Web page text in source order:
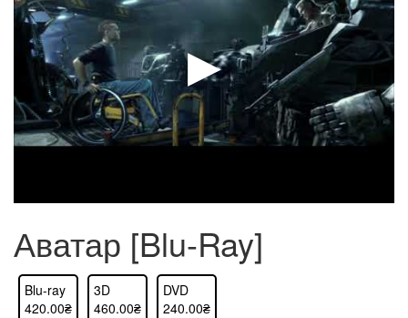
Аватар [Blu-Ray]
Blu-ray
420.00₴
3D
460.00₴
DVD
240.00₴